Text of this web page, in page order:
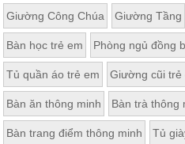
Giường Công Chúa Giường Tầng
Bàn học trẻ em Phòng ngủ đồng
Tủ quần áo trẻ em Giường cũi trẻ
Bàn ăn thông minh Bàn trà thông
Bàn trang điểm thông minh Tủ